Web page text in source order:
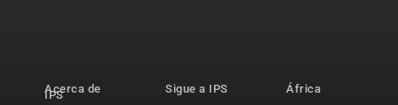
Acerca de
IPS
Sigue a IPS
África